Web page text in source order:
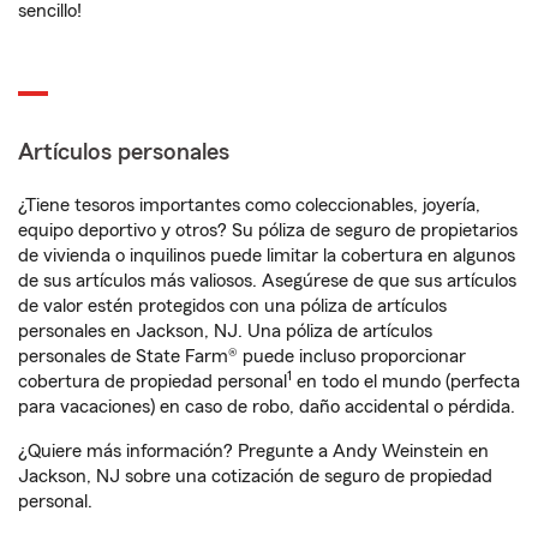
sencillo!
Artículos personales
¿Tiene tesoros importantes como coleccionables, joyería,
equipo deportivo y otros? Su póliza de seguro de propietarios
de vivienda o inquilinos puede limitar la cobertura en algunos
de sus artículos más valiosos. Asegúrese de que sus artículos
de valor estén protegidos con una póliza de artículos
personales en Jackson, NJ. Una póliza de artículos
personales de State Farm® puede incluso proporcionar
cobertura de propiedad personal 1 en todo el mundo (perfecta
para vacaciones) en caso de robo, daño accidental o pérdida.
¿Quiere más información? Pregunte a Andy Weinstein en
Jackson, NJ sobre una cotización de seguro de propiedad
personal.